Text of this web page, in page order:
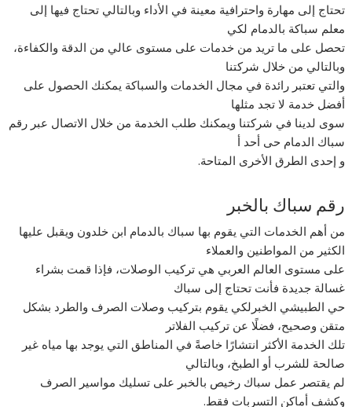
تحتاج إلى مهارة واحترافية معينة في الأداء وبالتالي تحتاج فيها إلى
معلم سباكة بالدمام لكي
تحصل على ما تريد من خدمات على مستوى عالي من الدقة والكفاءة،
وبالتالي من خلال شركتنا
والتي تعتبر رائدة في مجال الخدمات والسباكة يمكنك الحصول على
أفضل خدمة لا تجد مثلها
سوى لدينا في شركتنا ويمكنك طلب الخدمة من خلال الاتصال عبر رقم
سباك الدمام حى أحد أ
و إحدى الطرق الأخرى المتاحة.
رقم سباك بالخبر
من أهم الخدمات التي يقوم بها سباك بالدمام ابن خلدون ويقبل عليها
الكثير من المواطنين والعملاء
على مستوى العالم العربي هي تركيب الوصلات، فإذا قمت بشراء
غسالة جديدة فأنت تحتاج إلى سباك
حي الطبيشي الخبرلكي يقوم بتركيب وصلات الصرف والطرد بشكل
متقن وصحيح، فضلًا عن تركيب الفلاتر
تلك الخدمة الأكثر انتشارًا خاصةً في المناطق التي يوجد بها مياه غير
صالحة للشرب أو الطبخ، وبالتالي
لم يقتصر عمل سباك رخيص بالخبر على تسليك مواسير الصرف
وكشف أماكن التسربات فقط.